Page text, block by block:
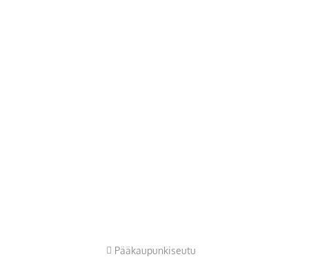
Pääkaupunkiseutu